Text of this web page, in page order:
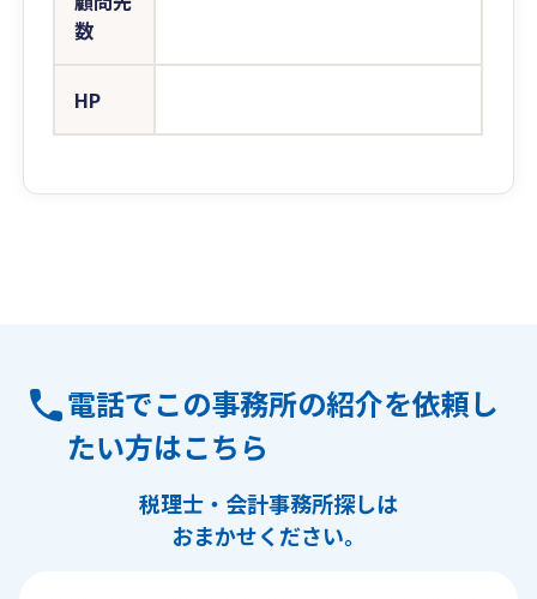
数
HP
電話でこの事務所の紹介を依頼し
たい方はこちら
税理士・会計事務所探しは
おまかせください。